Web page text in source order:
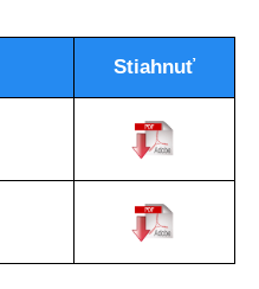
Stiahnuť